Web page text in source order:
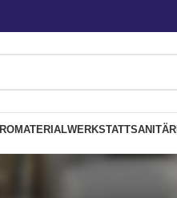
WERKSTATTSANITÄR